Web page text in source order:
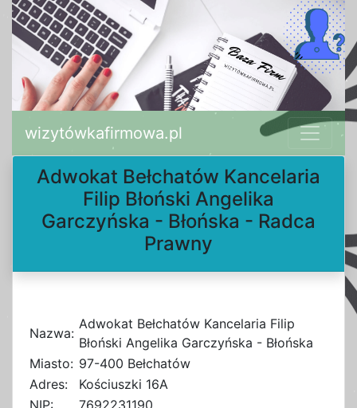
wizytówkafirmowa.pl
Adwokat Bełchatów Kancelaria
Filip Błoński Angelika
Garczyńska - Błońska - Radca
Prawny
Nazwa:
Adwokat Bełchatów Kancelaria Filip
Błoński Angelika Garczyńska - Błońska
Miasto: 97-400 Bełchatów
Adres:
Kościuszki 16A